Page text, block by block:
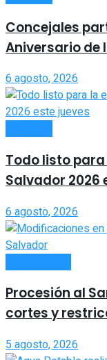
Concejales
Aniversario de
6 agosto, 2026
Todo listo
Salvador 2026
6 agosto, 2026
Procesión al
cortes y
5 agosto, 2026